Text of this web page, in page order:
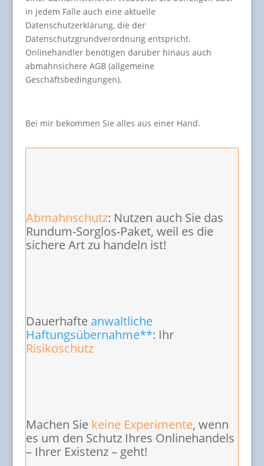
in jedem Falle auch eine aktuelle
Datenschutzerklärung, die der
Datenschutzgrundverordnung entspricht.
Onlinehändler benötigen darüber hinaus auch
abmahnsichere AGB (allgemeine
Geschäftsbedingungen).
Bei mir bekommen Sie alles aus einer Hand.
Abmahnschutz: Nutzen auch Sie das
Rundum-Sorglos-Paket, weil es die
sichere Art zu handeln ist!
Dauerhafte anwaltliche
Haftungsübernahme**: Ihr
Risikoschutz
Machen Sie keine Experimente, wenn
es um den Schutz Ihres Onlinehandels
– Ihrer Existenz – geht!